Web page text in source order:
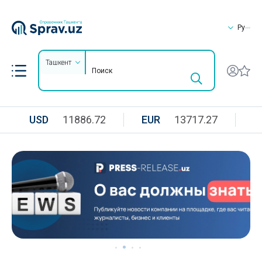
Ру
Ташкент
USD 11886.72 EUR 13717.27